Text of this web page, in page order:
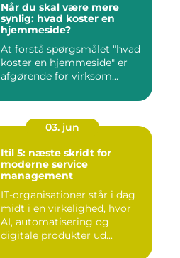
Når du skal være mere
synlig: hvad koster en
hjemmeside?
At forstå spørgsmålet "hvad
koster en hjemmeside" er
afgørende for virksom...
03. jun
Itil 5: næste skridt for
moderne service
management
IT-organisationer står i dag
midt i en virkelighed, hvor
AI, automatisering og
digitale produkter ud...